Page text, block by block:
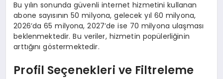
Bu yılın sonunda güvenli internet hizmetini kullanan
abone sayısının 50 milyona, gelecek yıl 60 milyona,
2026’da 65 milyona, 2027’de ise 70 milyona ulaşması
beklenmektedir. Bu veriler, hizmetin popülerliğinin
arttığını göstermektedir.
Profil Seçenekleri ve Filtreleme